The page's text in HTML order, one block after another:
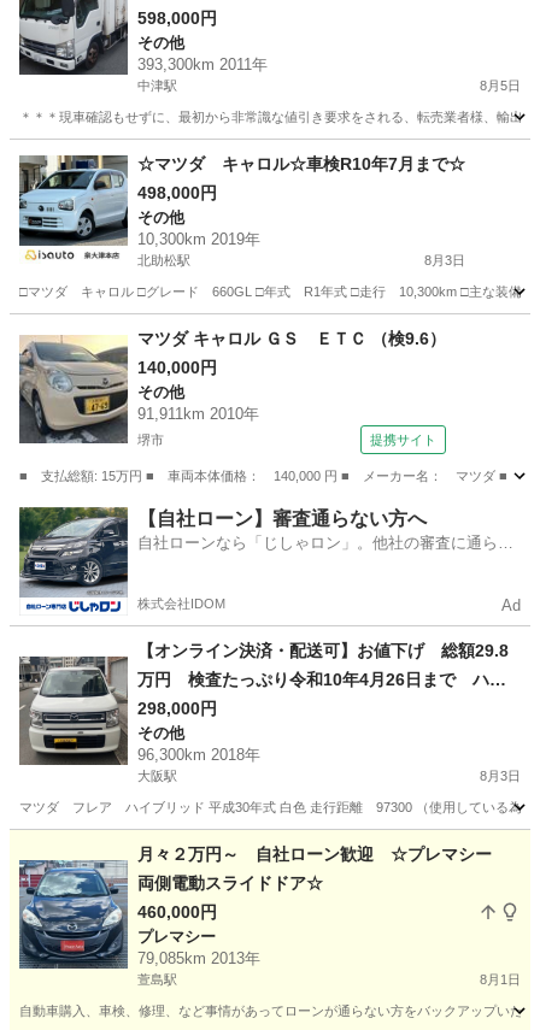
598,000円
その他
393,300km 2011年
中津駅 8月5日
＊＊＊現車確認もせずに、最初から非常識な値引き要求をされる、転売業者様、輸
大阪 大阪市 その他 車両
☆マツダ キャロル☆車検R10年7月まで☆
498,000円
その他
10,300km 2019年
北助松駅 8月3日
□マツダ キャロル □グレード 660GL □年式 R1年式 □走行 10,300km □主な装備
北助松駅 その他
マツダ キャロル ＧＳ ＥＴＣ （検9.6）
140,000円
その他
91,911km 2010年
堺市 提携サイト
■ 支払総額: 15万円 ■ 車両本体価格： 140,000 円 ■ メーカー名： マツダ ■
大阪 堺市 その他
【自社ローン】審査通らない方へ
自社ローンなら「じしゃロン」。他社の審査に通らな
株式会社IDOM Ad
【オンライン決済・配送可】お値下げ 総額29.8
万円 検査たっぷり令和10年4月26日まで ハイ
ブリッド スマートキー すぐ乗って帰れます
298,000円
その他
96,300km 2018年
大阪駅 8月3日
マツダ フレア ハイブリッド 平成30年式 白色 走行距離 97300 （使用している為多
大阪駅
月々２万円～ 自社ローン歓迎 ☆プレマシー
両側電動スライドドア☆
460,000円
プレマシー
79,085km 2013年
萱島駅 8月1日
自動車購入、車検、修理、など事情があってローンが通らない方をバックアップい